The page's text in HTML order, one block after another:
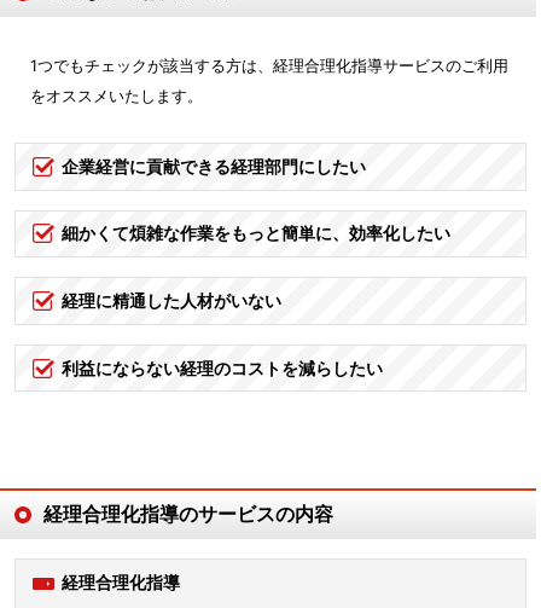
1つでもチェックが該当する方は、経理合理化指導サービスのご利用
をオススメいたします。
企業経営に貢献できる経理部門にしたい
細かくて煩雑な作業をもっと簡単に、効率化したい
経理に精通した人材がいない
利益にならない経理のコストを減らしたい
経理合理化指導のサービスの内容
経理合理化指導